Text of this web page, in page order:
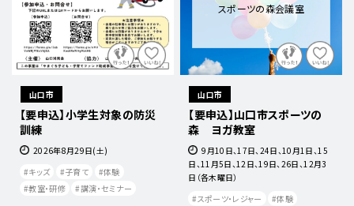
山口市
【要申込】小学生対象の防災
訓練
2026年8月29日(土)
キッズ
子育て
体験
教室・研修
講演・セミナー
スポーツの森会議室
山口市
【要申込】山口市スポーツの
森 ヨガ教室
9月10日、17日、24日、10月1日、15
日、11月5日、12日、19日、26日、12月3
日（各木曜日）
スポーツ・レジャー
体験